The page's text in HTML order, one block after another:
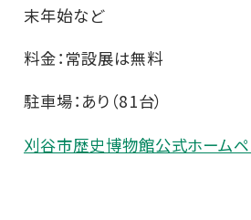
末年始など
料金：常設展は無料
駐車場：あり（81台）
刈谷市歴史博物館公式ホーム